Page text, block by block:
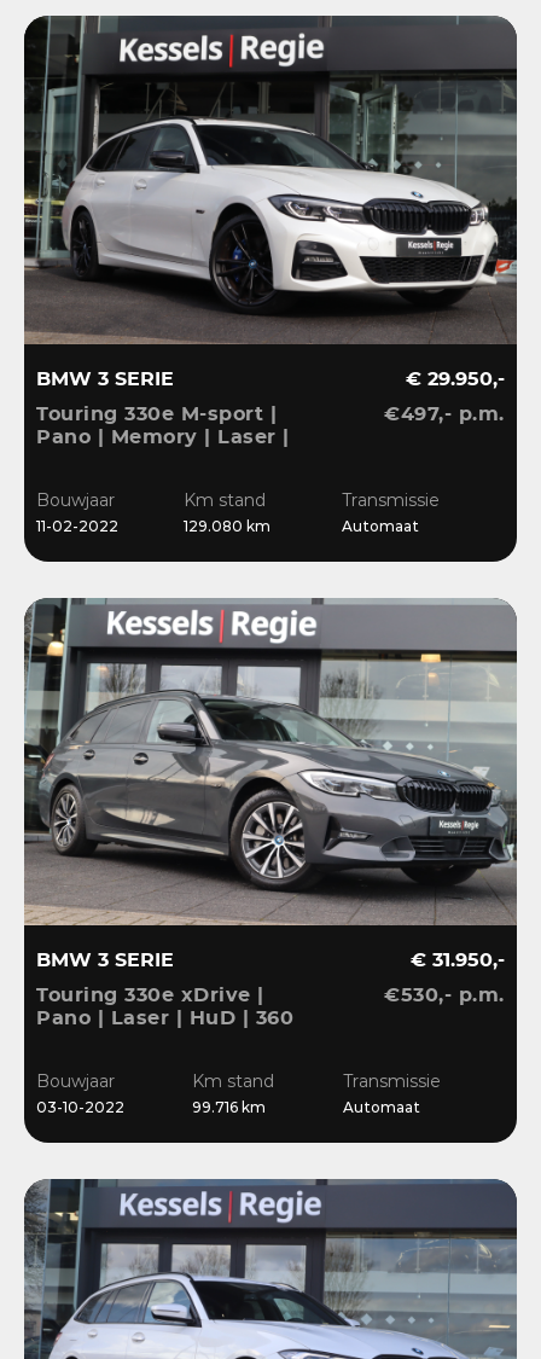
BMW 3 SERIE
Touring 330e M-sport |
Pano | Memory | Laser |
Bliss | Ambient | Pearl
White
€ 29.950,-
€497,- p.m.
Bouwjaar
11-02-2022
Km stand
129.080 km
Transmissie
Automaat
BMW 3 SERIE
Touring 330e xDrive |
Pano | Laser | HuD | 360
Dravit
€ 31.950,-
€530,- p.m.
Bouwjaar
03-10-2022
Km stand
99.716 km
Transmissie
Automaat